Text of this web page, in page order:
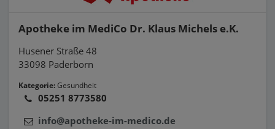
Apotheke im MediCo Dr. Klaus Michels e.K.
Husener Straße 48
33098 Paderborn
Kategorie:Gesundheit
05251 8773580
info@apotheke-im-medico.de